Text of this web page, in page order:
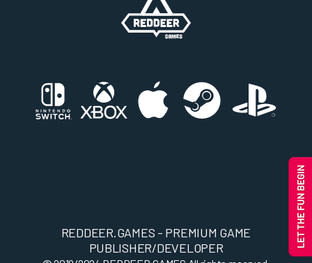
REDDEER.GAMES - PREMIUM GAME
PUBLISHER/DEVELOPER